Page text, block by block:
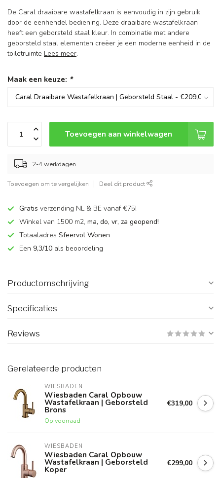
De Caral draaibare wastafelkraan is eenvoudig in zijn gebruik
door de eenhendel bediening. Deze draaibare wastafelkraan
heeft een geborsteld staal kleur. In combinatie met andere
geborsteld staal elementen creëer je een moderne eenheid in de
toiletruimte Lees meer.
Maak een keuze: *
Toevoegen aan winkelwagen
2-4 werkdagen
Toevoegen om te vergelijken Deel dit product
Gratis verzending NL & BE vanaf €75!
Winkel van 1500 m2, ma, do, vr, za geopend!
Totaaladres Sfeervol Wonen
Een 9,3/10 als beoordeling
Productomschrijving
Specificaties
Reviews
Gerelateerde producten
WIESBADEN
Wiesbaden Caral Opbouw
Wastafelkraan | Geborsteld
Brons
Op voorraad
€319,00
WIESBADEN
Wiesbaden Caral Opbouw
Wastafelkraan | Geborsteld
Koper
€299,00